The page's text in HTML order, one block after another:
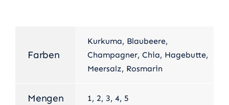
Farben
Kurkuma, Blaubeere,
Champagner, Chia, Hagebutte,
Meersalz, Rosmarin
Mengen 1, 2, 3, 4, 5